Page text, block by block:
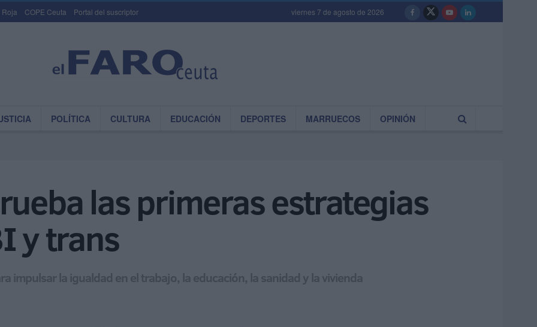
Roja COPE Ceuta Portal del suscriptor viernes 7 de agosto de 2026
POLÍTICA CULTURA EDUCACIÓN DEPORTES MARRUECOS OPINIÓN
las primeras estrategias
y trans
impulsar la igualdad en el trabajo, la educación, la sanidad y la vivienda